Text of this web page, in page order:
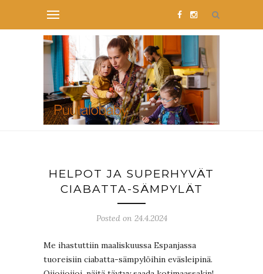
HELPOT JA SUPERHYVÄT
CIABATTA-SÄMPYLÄT
Posted on 24.4.2024
Me ihastuttiin maaliskuussa Espanjassa
tuoreisiin ciabatta-sämpylöihin eväsleipinä.